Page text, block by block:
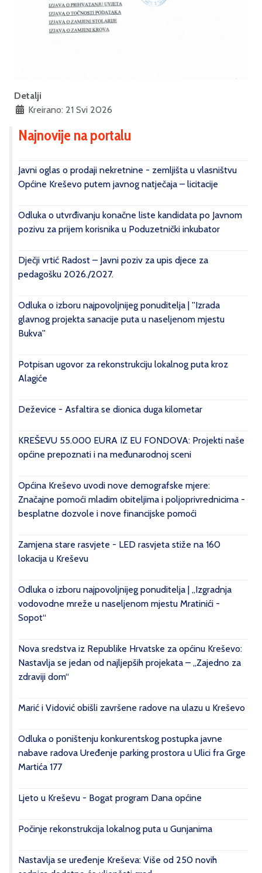
Detalji
Kreirano: 21 Svi 2026
Najnovije na portalu
Javni oglas o prodaji nekretnine - zemljišta u vlasništvu
Općine Kreševo putem javnog natječaja – licitacije
Odluka o utvrđivanju konačne liste kandidata po Javnom
pozivu za prijem korisnika u Poduzetnički inkubator
Dječji vrtić Radost – Javni poziv za upis djece za
pedagošku 2026./2027.
Odluka o izboru najpovoljnijeg ponuditelja | ''Izrada
glavnog projekta sanacije puta u naseljenom mjestu
Bukva''
Potpisan ugovor za rekonstrukciju lokalnog puta kroz
Alagiće
Deževice - Asfaltira se dionica duga kilometar
KREŠEVU 55.000 EURA IZ EU FONDOVA: Projekti naše
općine prepoznati i na međunarodnoj sceni
Općina Kreševo uvodi nove demografske mjere:
Značajne pomoći mladim obiteljima i poljoprivrednicima -
besplatne dozvole i nove financijske pomoći
Zamjena stare rasvjete - LED rasvjeta stiže na 160
lokacija u Kreševu
Odluka o izboru najpovoljnijeg ponuditelja | „Izgradnja
vodovodne mreže u naseljenom mjestu Mratinići -
Sopot“
Nova sredstva iz Republike Hrvatske za općinu Kreševo:
Nastavlja se jedan od najljepših projekata – „Zajedno za
zdraviji dom“
Marić i Vidović obišli završene radove na ulazu u Kreševo
Odluka o poništenju konkurentskog postupka javne
nabave radova Uređenje parking prostora u Ulici fra Grge
Martića 177
Ljeto u Kreševu - Bogat program Dana općine
Počinje rekonstrukcija lokalnog puta u Gunjanima
Nastavlja se uređenje Kreševa: Više od 250 novih